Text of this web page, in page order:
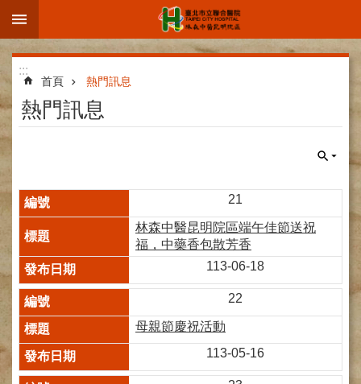
跳到主要內容區塊
進
階
搜
尋
院
區
簡
科
介
紹
網
路
:::
首頁 熱門訊息
熱門訊息
21
林森中醫昆明院區端午佳節送祝
福，中藥香包散芳香
113-06-18
22
母親節慶祝活動
113-05-16